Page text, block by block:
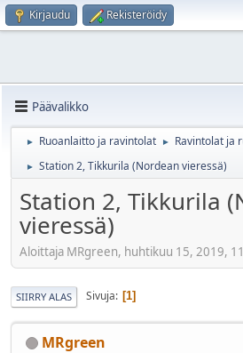
Kirjaudu Rekisteröidy
Päävalikko
► Ruoanlaitto ja ravintolat ► Ravintolat ja
► Station 2, Tikkurila (Nordean vieressä)
Station 2, Tikkurila
vieressä)
Aloittaja MRgreen, huhtikuu 15, 2019,
SIIRRY ALAS Sivuja 1
MRgreen